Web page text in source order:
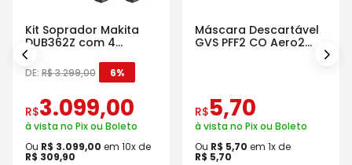
Kit Soprador Makita
DUB362Z com 4
Baterias Carregador e
Maleta
DE: R$3.299,00 6%
R$3.099,00
à vista no Pix ou Boleto
Ou R$ 3.099,00 em 10x de
R$ 309,90
Máscara Descartável
GVS PFF2 CO Aero2
R$5,70
à vista no Pix ou Boleto
Ou R$ 5,70 em 1x de
R$ 5,70